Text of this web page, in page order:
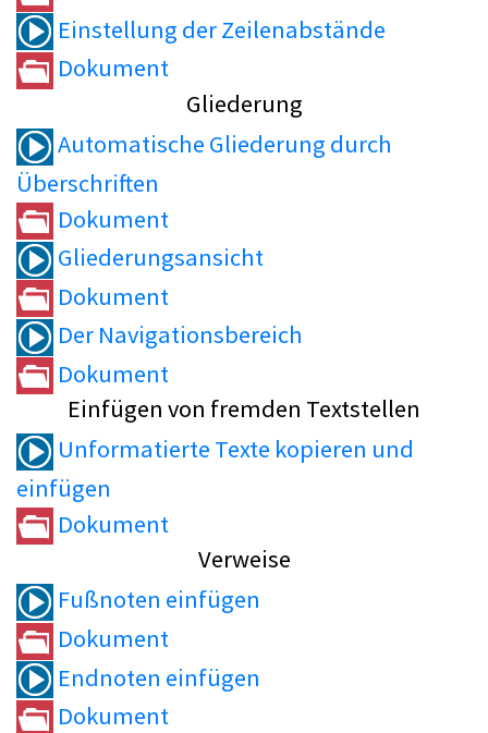
Einstellung der Zeilenabstände
Dokument
Gliederung
Automatische Gliederung durch
Überschriften
Dokument
Gliederungsansicht
Dokument
Der Navigationsbereich
Dokument
Einfügen von fremden Textstellen
Unformatierte Texte kopieren und
einfügen
Dokument
Verweise
Fußnoten einfügen
Dokument
Endnoten einfügen
Dokument